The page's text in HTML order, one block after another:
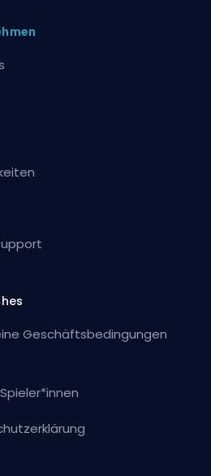
Geschäftsbedingungen